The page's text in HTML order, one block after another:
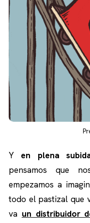
Y en plena
pensamos que
empezamos a
todo el pastizal que
va un distribuidor